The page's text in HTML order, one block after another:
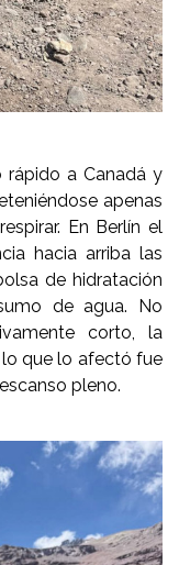
rápido a Canadá y
apenas
En Berlín el
hacia arriba las
de hidratación
de agua. No
corto, la
que lo afectó fue
pleno.